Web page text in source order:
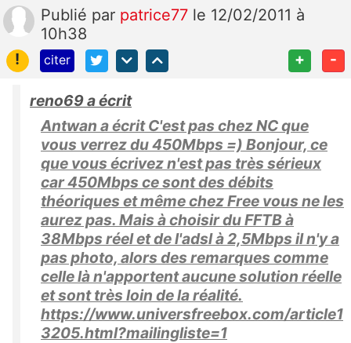
Publié par patrice77 le 12/02/2011 à
10h38
!
citer + -
reno69 a écrit
Antwan a écrit C'est pas chez NC que
vous verrez du 450Mbps =) Bonjour, ce
que vous écrivez n'est pas très sérieux
car 450Mbps ce sont des débits
théoriques et même chez Free vous ne les
aurez pas. Mais à choisir du FFTB à
38Mbps réel et de l'adsl à 2,5Mbps il n'y a
pas photo, alors des remarques comme
celle là n'apportent aucune solution réelle
et sont très loin de la réalité.
https://www.universfreebox.com/article1
3205.html?mailingliste=1